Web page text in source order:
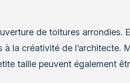
de toitures arrondies.
la créativité de l’architecte.
taille peuvent également